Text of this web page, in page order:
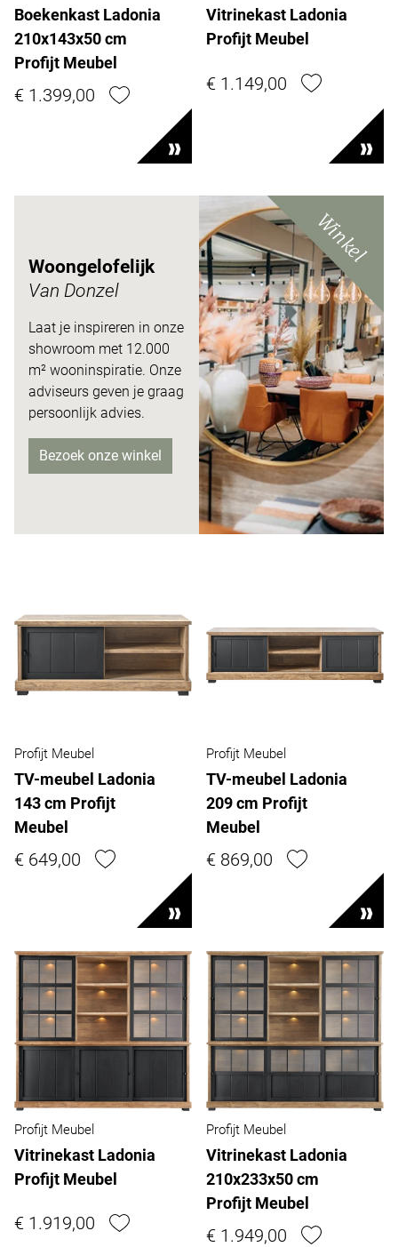
Boekenkast Ladonia
210x143x50 cm
Profijt Meubel
€ 1.399,00
Vitrinekast Ladonia
Profijt Meubel
€ 1.149,00
Woongelofelijk
Van Donzel
Laat je inspireren in onze
showroom met 12.000
m² wooninspiratie. Onze
adviseurs geven je graag
persoonlijk advies.
Bezoek onze winkel
Winkel
Profijt Meubel
TV-meubel Ladonia
143 cm Profijt
Meubel
€ 649,00
Profijt Meubel
TV-meubel Ladonia
209 cm Profijt
Meubel
€ 869,00
Profijt Meubel
Vitrinekast Ladonia
Profijt Meubel
€ 1.919,00
Profijt Meubel
Vitrinekast Ladonia
210x233x50 cm
Profijt Meubel
€ 1.949,00